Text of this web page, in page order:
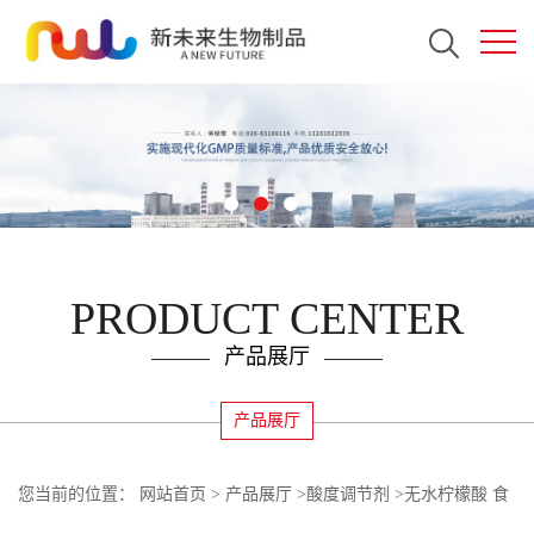
PRODUCT CENTER
产品展厅
产品展厅
您当前的位置： 网站首页 > 产品展厅 >酸度调节剂 >无水柠檬酸 食